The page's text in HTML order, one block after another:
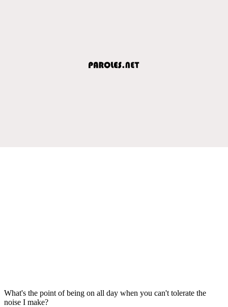
What's the point of being on all day when you can't tolerate the
noise I make?